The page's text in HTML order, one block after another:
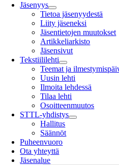
Jäsenyys
Tietoa jäsenyydestä
Liity jäseneksi
Jäsentietojen muutokset
Artikkeliarkisto
Jäsensivut
Tekstiililehti
Teemat ja
Uusin lehti
Ilmoita lehdessä
Tilaa lehti
Osoitteenmuutos
STTL-yhdistys
Hallitus
Säännöt
Puheenvuoro
Ota yhteyttä
Jäsenalue